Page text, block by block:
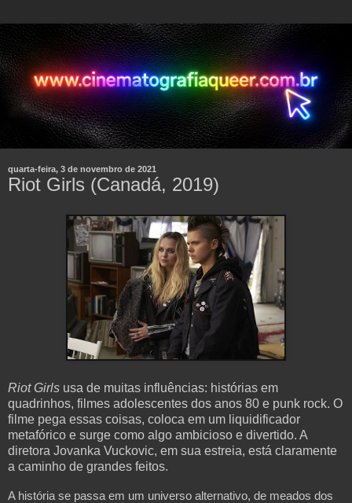
quarta-feira, 3 de novembro de 2021
Riot Girls (Canadá, 2019)
Riot Girls usa de muitas influências: histórias em
quadrinhos, filmes adolescentes dos anos 80 e punk rock. O
filme pega essas coisas, coloca em um liquidificador
metafórico e surge como algo ambicioso e divertido. A
diretora Jovanka Vuckovic, em sua estreia, está claramente
a caminho de grandes feitos.
A história se passa em um universo alternativo, de meados dos